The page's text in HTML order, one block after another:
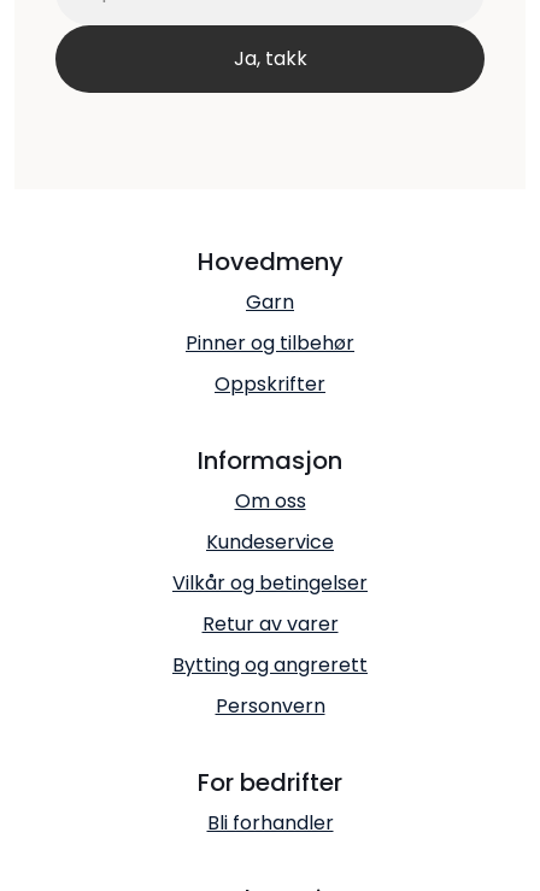
Hovedmeny
Garn
Pinner og tilbehør
Oppskrifter
Informasjon
Om oss
Kundeservice
Vilkår og betingelser
Retur av varer
Bytting og angrerett
Personvern
For bedrifter
Bli forhandler